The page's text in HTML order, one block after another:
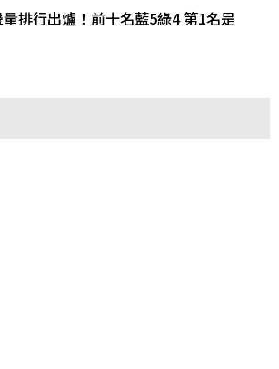
排行出爐！前十名藍5綠4 第1名是